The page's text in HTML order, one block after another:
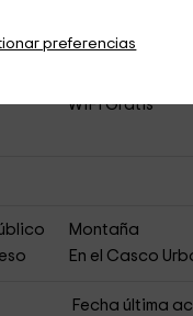
preferencias
No admiten
WiFi Gratis
Montaña
En el Casco
Fecha última